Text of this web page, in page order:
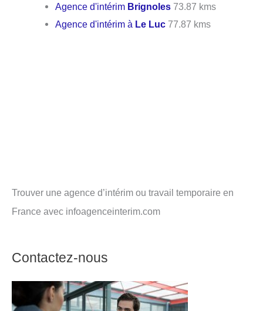
Agence d'intérim Brignoles 73.87 kms
Agence d'intérim à Le Luc 77.87 kms
Trouver une agence d’intérim ou travail temporaire en
France avec infoagenceinterim.com
Contactez-nous